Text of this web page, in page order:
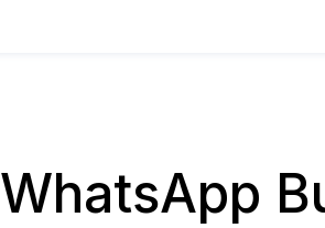
WhatsApp